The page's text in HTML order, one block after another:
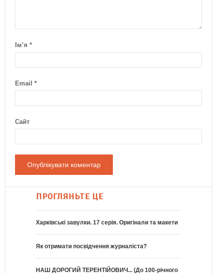
Ім’я *
Email *
Сайт
ПРОГЛЯНЬТЕ ЦЕ
Харківські завулки. 17 серія. Оригінали та макети
Як отримати посвідчення журналіста?
НАШ ДОРОГИЙ ТЕРЕНТІЙОВИЧ... (До 100-річного